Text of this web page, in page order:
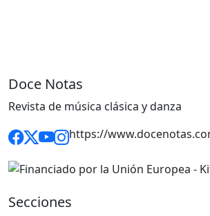
Doce Notas
Revista de música clásica y danza
https://
Secciones